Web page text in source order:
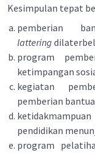
Kesimpulan tepat
pemberian
lattering
program
ketimpangan
kegiatan
pemberian
pendidikan
program